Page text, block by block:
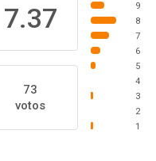
7.37
73
votos
9
8
7
6
5
4
3
2
1